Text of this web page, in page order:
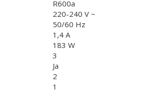
R600a
220-240 V ~
50/60 Hz
1,4 A
183 W
3
Ja
2
1